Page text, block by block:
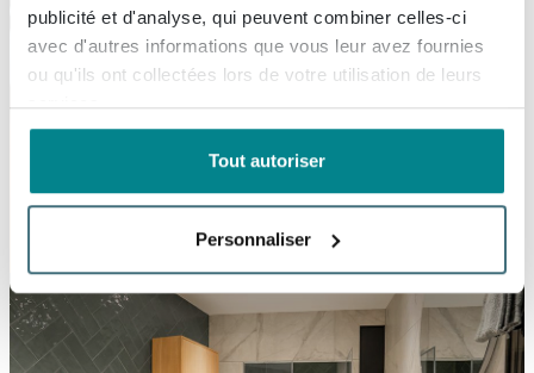
publicité et d'analyse, qui peuvent combiner celles-ci
avec d'autres informations que vous leur avez fournies
ou qu'ils ont collectées lors de votre utilisation de leurs
services.
Tout autoriser
Personnaliser